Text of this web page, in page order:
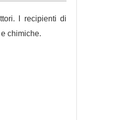
I recipienti di
chimiche.